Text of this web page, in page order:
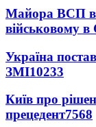
Майора ВСП
військовому
Україна
ЗМІ10233
Київ про
прецедент7568